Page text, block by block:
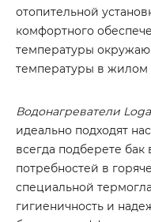
отопительной
комфортного
температуры
температуры в
Водонагреватели
идеально подходят
всегда подберете
потребностей в
специальной
гигиеничность и